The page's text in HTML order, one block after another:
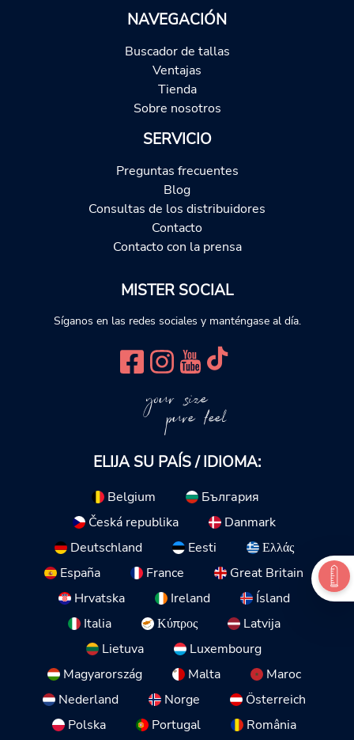
NAVEGACIÓN
Buscador de tallas
Ventajas
Tienda
Sobre nosotros
SERVICIO
Preguntas frecuentes
Blog
Consultas de los distribuidores
Contacto
Contacto con la prensa
MISTER SOCIAL
Síganos en las redes sociales y manténgase al día.
your size
pure feel
ELIJA SU PAÍS / IDIOMA:
Belgium
България
Česká republika
Danmark
Deutschland
Eesti
Ελλάς
España
France
Great Britain
Hrvatska
Ireland
Ísland
Italia
Κύπρος
Latvija
Lietuva
Luxembourg
Magyarország
Malta
Maroc
Nederland
Norge
Österreich
Polska
Portugal România